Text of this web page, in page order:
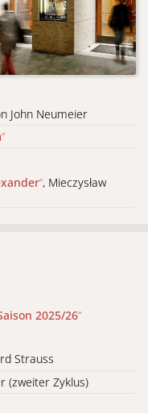
John Neumeier
“
“, Mieczysław
2025/26“
Strauss
(zweiter Zyklus)